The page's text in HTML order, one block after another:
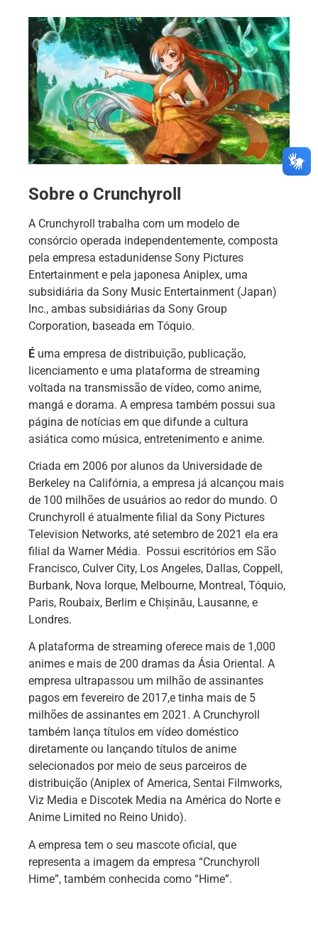
Sobre o Crunchyroll
A Crunchyroll trabalha com um modelo de
consórcio operada independentemente, composta
pela empresa estadunidense Sony Pictures
Entertainment e pela japonesa Aniplex, uma
subsidiária da Sony Music Entertainment (Japan)
Inc., ambas subsidiárias da Sony Group
Corporation, baseada em Tóquio.
É uma empresa de distribuição, publicação,
licenciamento e uma plataforma de streaming
voltada na transmissão de vídeo, como anime,
mangá e dorama. A empresa também possui sua
página de notícias em que difunde a cultura
asiática como música, entretenimento e anime.
Criada em 2006 por alunos da Universidade de
Berkeley na Califórnia, a empresa já alcançou mais
de 100 milhões de usuários ao redor do mundo. O
Crunchyroll é atualmente filial da Sony Pictures
Television Networks, até setembro de 2021 ela era
filial da Warner Média. Possui escritórios em São
Francisco, Culver City, Los Angeles, Dallas, Coppell,
Burbank, Nova Iorque, Melbourne, Montreal, Tóquio,
Paris, Roubaix, Berlim e Chișinău, Lausanne, e
Londres.
A plataforma de streaming oferece mais de 1,000
animes e mais de 200 dramas da Ásia Oriental. A
empresa ultrapassou um milhão de assinantes
pagos em fevereiro de 2017,e tinha mais de 5
milhões de assinantes em 2021. A Crunchyroll
também lança títulos em vídeo doméstico
diretamente ou lançando títulos de anime
selecionados por meio de seus parceiros de
distribuição (Aniplex of America, Sentai Filmworks,
Viz Media e Discotek Media na América do Norte e
Anime Limited no Reino Unido).
A empresa tem o seu mascote oficial, que
representa a imagem da empresa “Crunchyroll
Hime”, também conhecida como “Hime”.